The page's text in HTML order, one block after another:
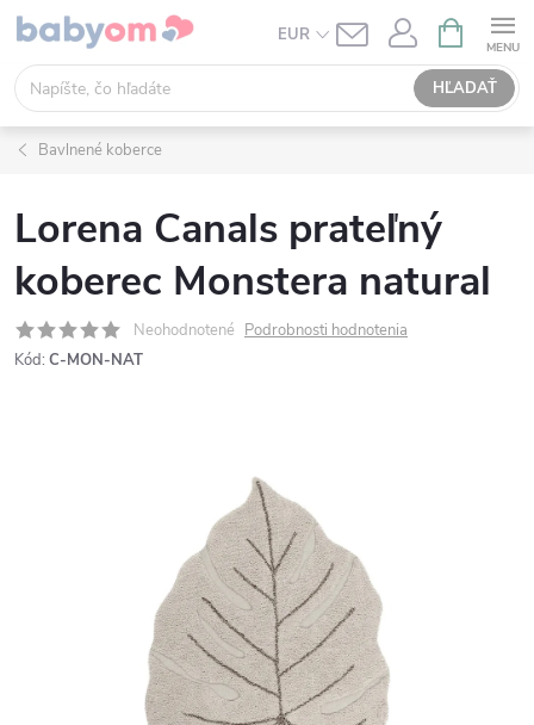
Prejsť
obsah
EUR
HĽADAŤ
KOŠÍK
Bavlnené koberce
Lorena Canals prateľný
koberec Monstera natural
Neohodnotené Podrobnosti hodnotenia
Kód: C-MON-NAT